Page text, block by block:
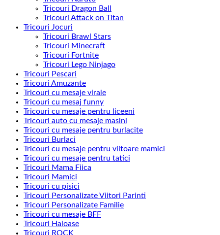
Tricouri Dragon Ball
Tricouri Attack on Titan
Tricouri Jocuri
Tricouri Brawl Stars
Tricouri Minecraft
Tricouri Fortnite
Tricouri Lego Ninjago
Tricouri Pescari
Tricouri Amuzante
Tricouri cu mesaje virale
Tricouri cu mesaj funny
Tricouri cu mesaje pentru liceeni
Tricouri auto cu mesaje masini
Tricouri cu mesaje pentru burlacite
Tricouri Burlaci
Tricouri cu mesaje pentru viitoare mamici
Tricouri cu mesaje pentru tatici
Tricouri Mama Fiica
Tricouri Mamici
Tricouri cu pisici
Tricouri Personalizate Viitori Parinti
Tricouri Personalizate Familie
Tricouri cu mesaje BFF
Tricouri Haioase
Tricouri ROCK